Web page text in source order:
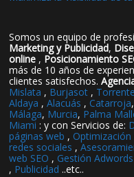
Somos un equipo de
Marketing y Publicidad,
online , Posicionamiento
más de 10 años de
clientes satisfechos.
Mislata , Burjasot , Torrente
Aldaya ,Alacuás , Catarroja,
Málaga, Murcia, Palma
Miami : y con Servicios de:
páginas web , Optimización
redes sociales ,
web SEO , Gestión
, Publicidad ..etc..